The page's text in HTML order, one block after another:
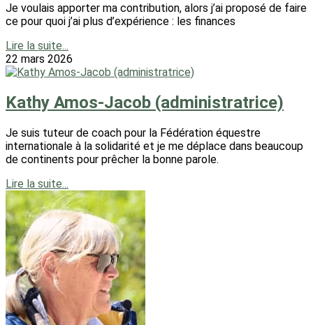
Je voulais apporter ma contribution, alors j’ai proposé de faire
ce pour quoi j’ai plus d’expérience : les finances
Lire la suite...
22 mars 2026
Kathy Amos-Jacob (administratrice)
Je suis tuteur de coach pour la Fédération équestre
internationale à la solidarité et je me déplace dans beaucoup
de continents pour prêcher la bonne parole.
Lire la suite...